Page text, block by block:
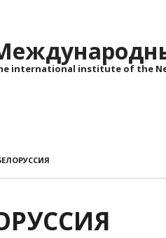
international institute of the